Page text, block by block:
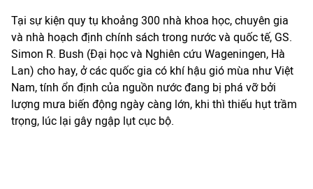
Tại sự kiện quy tụ khoảng 300 nhà khoa học, chuyên gia
và nhà hoạch định chính sách trong nước và quốc tế, GS.
Simon R. Bush (Đại học và Nghiên cứu Wageningen, Hà
Lan) cho hay, ở các quốc gia có khí hậu gió mùa như Việt
Nam, tính ổn định của nguồn nước đang bị phá vỡ bởi
lượng mưa biến động ngày càng lớn, khi thì thiếu hụt trầm
trọng, lúc lại gây ngập lụt cục bộ.